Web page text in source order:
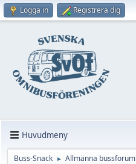
Logga in Registrera dig
Huvudmeny
Buss-Snack ► Allmänna bussforum